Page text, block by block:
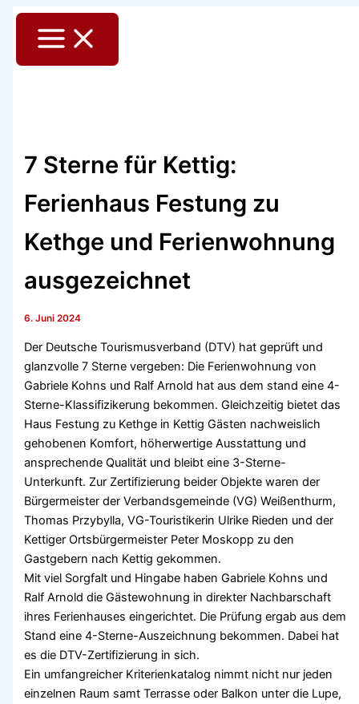
Zum
Main
Menu
7 Sterne für Kettig:
Ferienhaus Festung zu
Kethge und Ferienwohnung
ausgezeichnet
6. Juni 2024
Der Deutsche Tourismusverband (DTV) hat geprüft und
glanzvolle 7 Sterne vergeben: Die Ferienwohnung von
Gabriele Kohns und Ralf Arnold hat aus dem stand eine 4-
Sterne-Klassifizikerung bekommen. Gleichzeitig bietet das
Haus Festung zu Kethge in Kettig Gästen nachweislich
gehobenen Komfort, höherwertige Ausstattung und
ansprechende Qualität und bleibt eine 3-Sterne-
Unterkunft. Zur Zertifizierung beider Objekte waren der
Bürgermeister der Verbandsgemeinde (VG) Weißenthurm,
Thomas Przybylla, VG-Touristikerin Ulrike Rieden und der
Kettiger Ortsbürgermeister Peter Moskopp zu den
Gastgebern nach Kettig gekommen.
Mit viel Sorgfalt und Hingabe haben Gabriele Kohns und
Ralf Arnold die Gästewohnung in direkter Nachbarschaft
ihres Ferienhauses eingerichtet. Die Prüfung ergab aus dem
Stand eine 4-Sterne-Auszeichnung bekommen. Dabei hat
es die DTV-Zertifizierung in sich.
Ein umfangreicher Kriterienkatalog nimmt nicht nur jeden
einzelnen Raum samt Terrasse oder Balkon unter die Lupe,